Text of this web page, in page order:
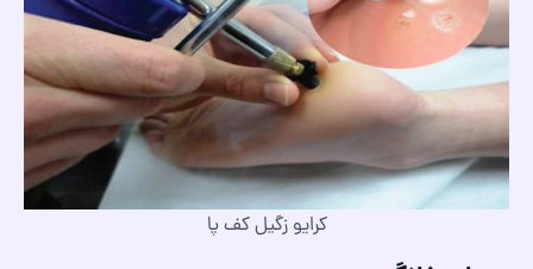
کرایو زگیل کف پا